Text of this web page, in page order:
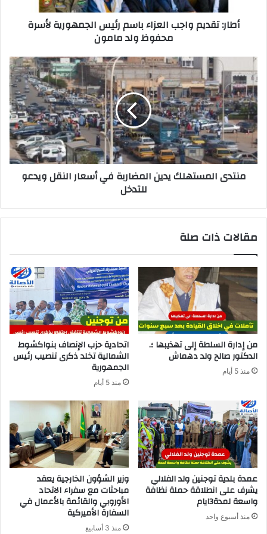
أطار: تقديم واجب العزاء باسم رئيس الجمهورية لأسرة
محفوظ ولد مامون
منتدى المستهلك يدين المضاربة في أسعار النقل ويدعو
للتدخل
مقالات ذات صلة
من إدارة السلطة إلى تهذيبها ؛.
الدكتور صالح ولد دهماش
منذ 5 أيام
اتحادية حزب الإنصاف بنواكشوط
الشمالية تخلد ذكرى تنصيب رئيس
الجمهورية
منذ 5 أيام
عمدة بلدية توجنين ولد الفلالي
يشرف على انطلاقة حملة نظافة
واسعة لمدة3ايام
منذ أسبوع واحد
وزير الشؤون الخارجية يعقد
مباحثات مع سفراء الاتحاد
الأوروبي والقائمة بالأعمال في
السفارة الأميركية
منذ 3 أسابيع